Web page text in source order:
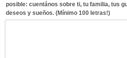
posible: cuentános sobre ti, tu familia, tus
deseos y sueños. (Mínimo 100 letras!)